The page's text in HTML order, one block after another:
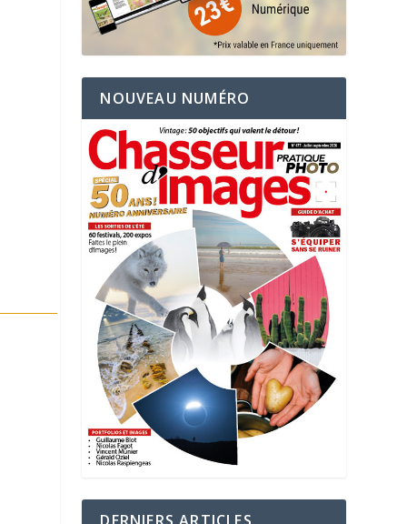
NOUVEAU NUMÉRO